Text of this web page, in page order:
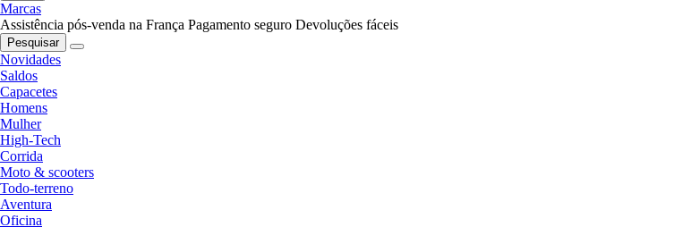
Marcas
Assistência pós-venda na França Pagamento seguro Devoluções fáceis
Pesquisar
Novidades
Saldos
Capacetes
Homens
Mulher
High-Tech
Corrida
Moto & scooters
Todo-terreno
Aventura
Oficina